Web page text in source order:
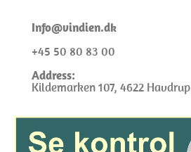
Info@vindien.dk
+45 50 80 83 00
Address:
Kildemarken 107, 4622 Havdrup